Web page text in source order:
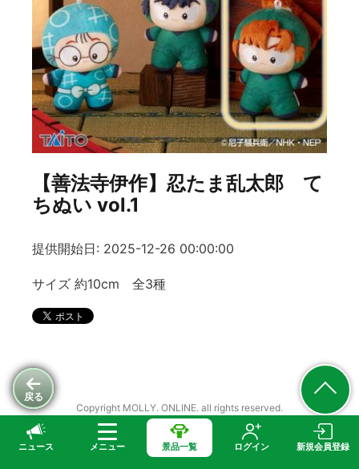
ニュース メニュー 景品一覧 ログイン 新規会員登録
戻る
【善法寺伊作】忍たま乱太郎 て
ちぬい vol.1
提供開始日: 2025-12-26 00:00:00
サイズ 約10cm 全3種
Copyright MOLLY. ONLINE. all rights reserved.